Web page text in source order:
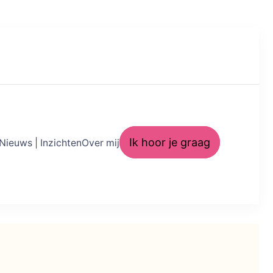
Nieuws | InzichtenOver mij Ik hoor je graag